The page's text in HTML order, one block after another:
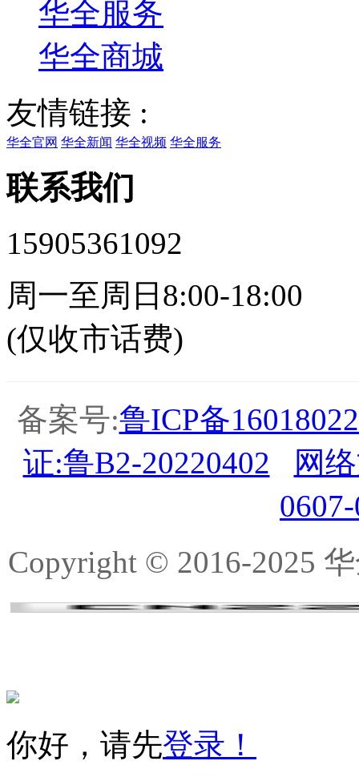
华全服务
华全商城
友情链接 :
华全官网 华全新闻 华全视频 华全服务
联系我们
15905361092
周一至周日8:00-18:00
(仅收市话费)
备案号:鲁ICP备
证:鲁B2-20220402
网
Copyright © 2016-2025
你好，请先登录！